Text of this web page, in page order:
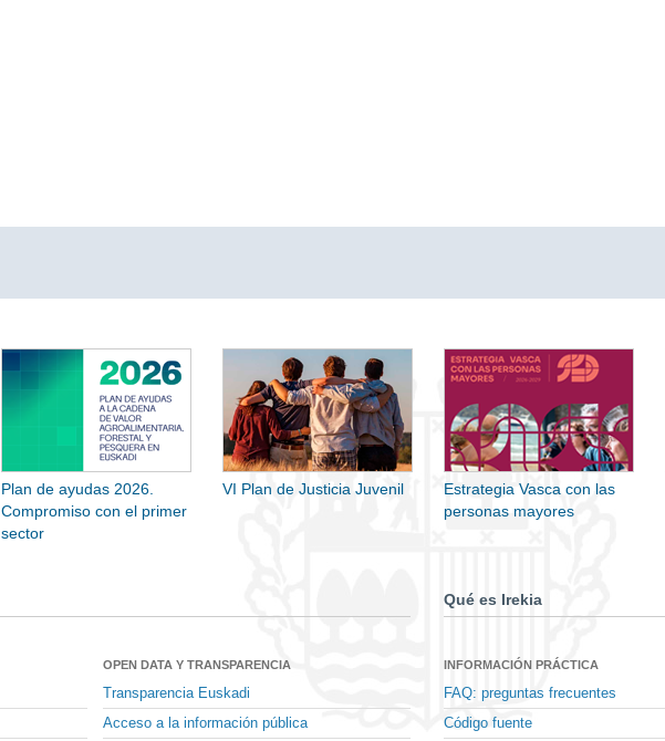
Plan de ayudas 2026.
Compromiso con el primer
sector
VI Plan de Justicia Juvenil
Estrategia Vasca con las
personas mayores
OPEN DATA Y TRANSPARENCIA
Transparencia Euskadi
Acceso a la información pública
Qué es Irekia
INFORMACIÓN PRÁCTICA
FAQ: preguntas frecuentes
Código fuente